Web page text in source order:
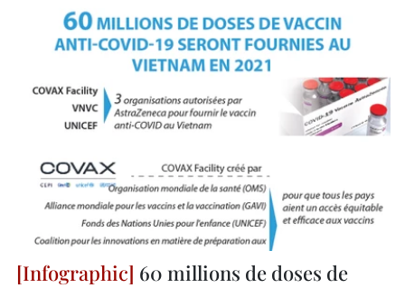
60 millions de doses de